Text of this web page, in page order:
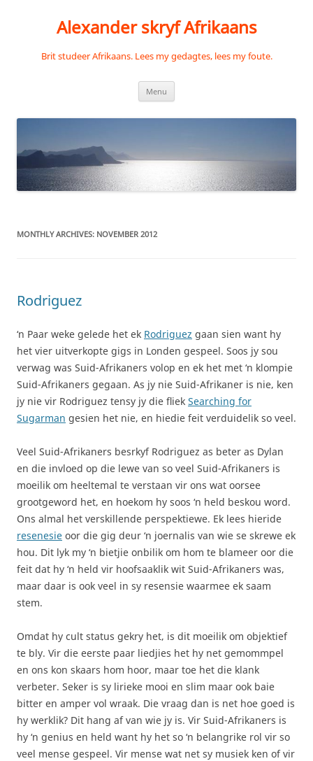
Alexander skryf Afrikaans
Brit studeer Afrikaans. Lees my gedagtes, lees my foute.
Menu
MONTHLY ARCHIVES: NOVEMBER 2012
Rodriguez
‘n Paar weke gelede het ek Rodriguez gaan sien want hy
het vier uitverkopte gigs in Londen gespeel. Soos jy sou
verwag was Suid-Afrikaners volop en ek het met ‘n klompie
Suid-Afrikaners gegaan. As jy nie Suid-Afrikaner is nie, ken
jy nie vir Rodriguez tensy jy die fliek Searching for
Sugarman gesien het nie, en hiedie feit verduidelik so veel.
Veel Suid-Afrikaners besrkyf Rodriguez as beter as Dylan
en die invloed op die lewe van so veel Suid-Afrikaners is
moeilik om heeltemal te verstaan vir ons wat oorsee
grootgeword het, en hoekom hy soos ‘n held beskou word.
Ons almal het verskillende perspektiewe. Ek lees hieride
resenesie oor die gig deur ‘n joernalis van wie se skrewe ek
hou. Dit lyk my ‘n bietjie onbilik om hom te blameer oor die
feit dat hy ‘n held vir hoofsaaklik wit Suid-Afrikaners was,
maar daar is ook veel in sy resensie waarmee ek saam
stem.
Omdat hy cult status gekry het, is dit moeilik om objektief
te bly. Vir die eerste paar liedjies het hy net gemommpel
en ons kon skaars hom hoor, maar toe het die klank
verbeter. Seker is sy lirieke mooi en slim maar ook baie
bitter en amper vol wraak. Die vraag dan is net hoe goed is
hy werklik? Dit hang af van wie jy is. Vir Suid-Afrikaners is
hy ‘n genius en held want hy het so ‘n belangrike rol vir so
veel mense gespeel. Vir mense wat net sy musiek ken of vir